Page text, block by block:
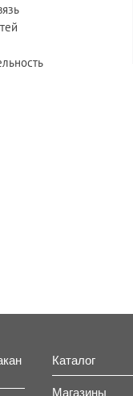
Каталог
Магазины